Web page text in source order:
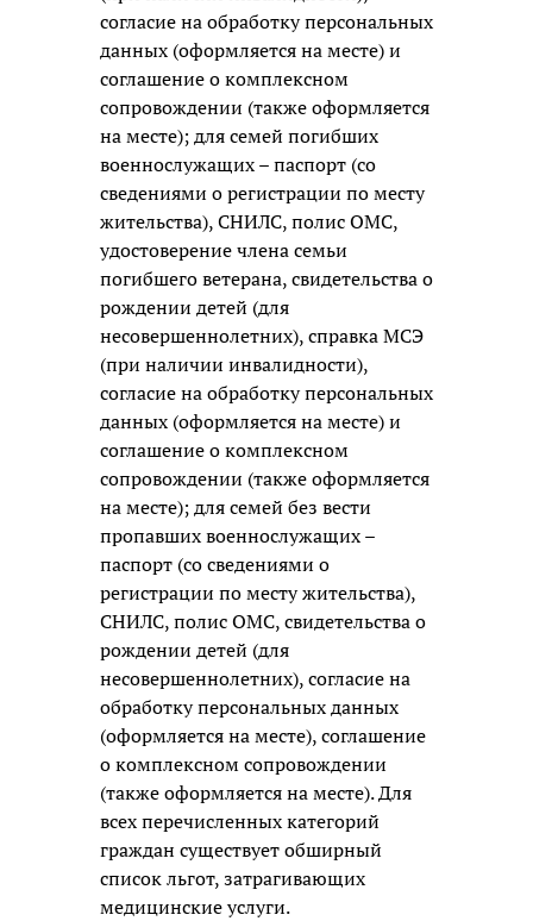
согласие на обработку персональных
данных (оформляется на месте) и
соглашение о комплексном
сопровождении (также оформляется
на месте); для семей погибших
военнослужащих – паспорт (со
сведениями о регистрации по месту
жительства), СНИЛС, полис ОМС,
удостоверение члена семьи
погибшего ветерана, свидетельства о
рождении детей (для
несовершеннолетних), справка МСЭ
(при наличии инвалидности),
согласие на обработку персональных
данных (оформляется на месте) и
соглашение о комплексном
сопровождении (также оформляется
на месте); для семей без вести
пропавших военнослужащих –
паспорт (со сведениями о
регистрации по месту жительства),
СНИЛС, полис ОМС, свидетельства о
рождении детей (для
несовершеннолетних), согласие на
обработку персональных данных
(оформляется на месте), соглашение
о комплексном сопровождении
(также оформляется на месте). Для
всех перечисленных категорий
граждан существует обширный
список льгот, затрагивающих
медицинские услуги.